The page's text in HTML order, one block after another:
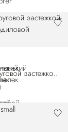
Маленький кошелек с круговой застежкой-молнией из матовой крокодиловой кожи